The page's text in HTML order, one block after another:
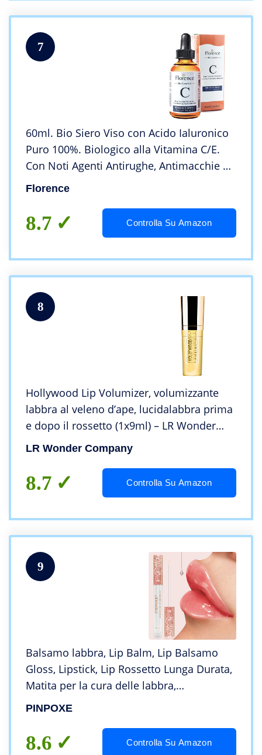
7
60ml. Bio Siero Viso con Acido Ialuronico
Puro 100%. Biologico alla Vitamina C/E.
Con Noti Agenti Antirughe, Antimacchie e
Antietá. Anche per Contorno Occhi e
Florence
8.7 Controlla Su Amazon
8
Hollywood Lip Volumizer, volumizzante
labbra al veleno d’ape, lucidalabbra prima
e dopo il rossetto (1x9ml) – LR Wonder
Company
LR Wonder Company
8.7 Controlla Su Amazon
9
Balsamo labbra, Lip Balm, Lip Balsamo
Gloss, Lipstick, Lip Rossetto Lunga Durata,
Matita per la cura delle labbra,
Lucidalabbra idratante e volumizzante, per
PINPOXE
8.6 Controlla Su Amazon